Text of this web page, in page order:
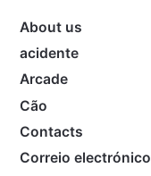
About us
acidente
Arcade
Cão
Contacts
Correio electrónico